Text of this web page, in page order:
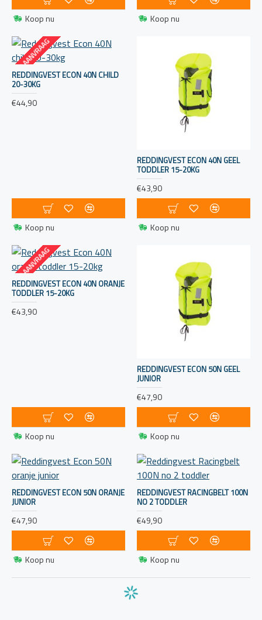
Koop nu Koop nu
OP AANVRAAG
REDDINGVEST ECON 40N CHILD
20-30KG
€44,90
Koop nu
REDDINGVEST ECON 40N GEEL
TODDLER 15-20KG
€43,90
Koop nu
OP AANVRAAG
REDDINGVEST ECON 40N ORANJE
TODDLER 15-20KG
€43,90
Koop nu
REDDINGVEST ECON 50N GEEL
JUNIOR
€47,90
Koop nu
REDDINGVEST ECON 50N ORANJE
JUNIOR
€47,90
Koop nu
REDDINGVEST RACINGBELT 100N
NO 2 TODDLER
€49,90
Koop nu